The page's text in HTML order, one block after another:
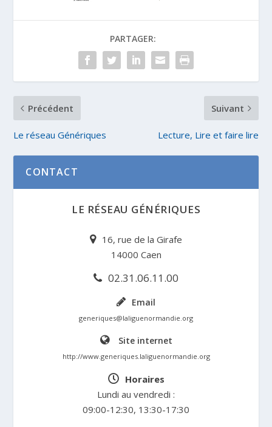
PARTAGER:
Précédent
Le réseau Génériques
Suivant
Lecture, Lire et faire lire
CONTACT
LE RÉSEAU GÉNÉRIQUES
16, rue de la Girafe
14000 Caen
02.31.06.11.00
Email
generiques@laliguenormandie.org
Site internet
http://www.generiques.laliguenormandie.org
Horaires
Lundi au vendredi :
09:00-12:30, 13:30-17:30